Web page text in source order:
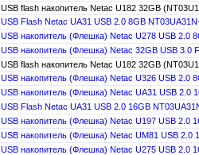
USB flash накопитель Netac U182 32GB
USB Flash Netac UA31 USB 2.0 8GB
USB накопитель (Флешка) Netac U278 USB 2.0
USB накопитель (Флешка) Netac 32GB USB 3.0
USB flash накопитель Netac U182 32GB
USB накопитель (Флешка) Netac U326 USB 2.0
USB накопитель (Флешка) Netac UA31 USB 2.0
USB Flash Netac UA31 USB 2.0 16GB
USB накопитель (Флешка) Netac U197 USB 2.0
USB накопитель (Флешка) Netac UM81 USB 2.0
USB накопитель (Флешка) Netac U275 USB 2.0